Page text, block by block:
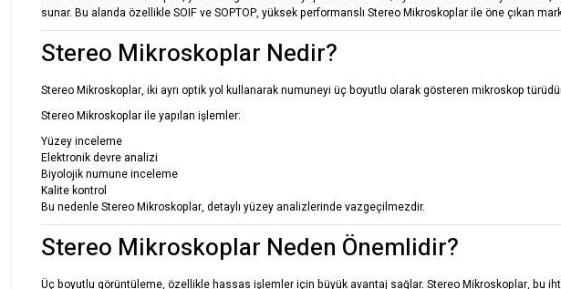
sunar. Bu alanda özellikleSOIFveSOPTOP, yüksek performanslı Stereo Mikroskoplar ile öne çıkan
Stereo Mikroskoplar Nedir?
Stereo Mikroskoplar, iki ayrı optik yol kullanarak numuneyi üç boyutlu olarak gösteren mikroskop
Stereo Mikroskoplar ile yapılan işlemler:
Yüzey inceleme
Elektronik devre analizi
Biyolojik numune inceleme
Kalite kontrol
Bu nedenle Stereo Mikroskoplar, detaylı yüzey analizlerinde vazgeçilmezdir.
Stereo Mikroskoplar Neden Önemlidir?
Üç boyutlu görüntüleme, özellikle hassas işlemler için büyük avantaj sağlar. Stereo Mikroskoplar, bu